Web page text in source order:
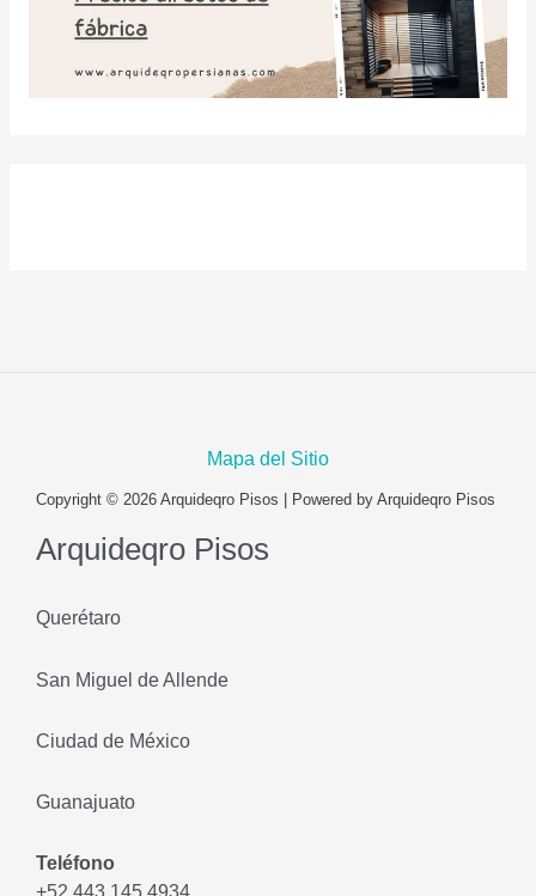
Mapa del Sitio
Copyright © 2026 Arquideqro Pisos | Powered by Arquideqro Pisos
Arquideqro Pisos
Querétaro
San Miguel de Allende
Ciudad de México
Guanajuato
Teléfono
+52 443 145 4934